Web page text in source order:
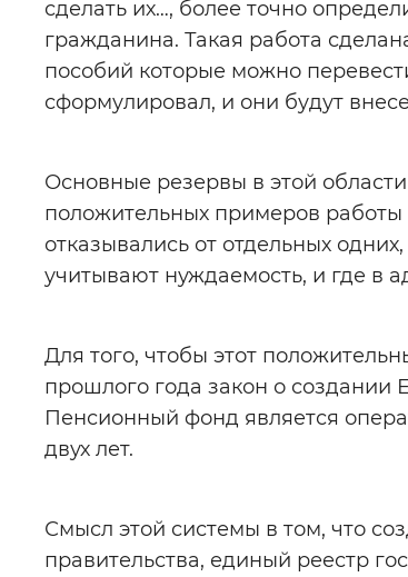
сделать их…, более точно
гражданина. Такая работа
пособий которые можно
сформулировал, и они будут
Основные резервы в этой
положительных примеров
отказывались от отдельных
учитывают нуждаемость, и где в
Для того, чтобы этот
прошлого года закон о создании
Пенсионный фонд является
двух лет.
Смысл этой системы в том, что
правительства, единый реестр